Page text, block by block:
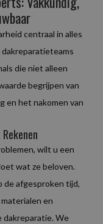
centraal in alles
die niet alleen
begrijpen van
en het nakomen van
wilt u een
wat ze beloven.
de afgesproken tijd,
en
dakreparatie. We